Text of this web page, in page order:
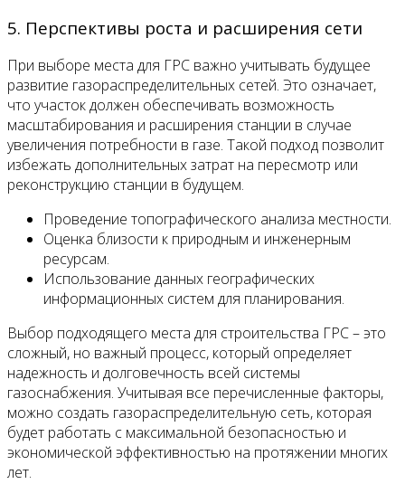
5. Перспективы роста и расширения сети
При выборе места для ГРС важно учитывать будущее
развитие газораспределительных сетей. Это означает,
что участок должен обеспечивать возможность
масштабирования и расширения станции в случае
увеличения потребности в газе. Такой подход позволит
избежать дополнительных затрат на пересмотр или
реконструкцию станции в будущем.
Проведение топографического анализа местности.
Оценка близости к природным и инженерным
ресурсам.
Использование данных географических
информационных систем для планирования.
Выбор подходящего места для строительства ГРС – это
сложный, но важный процесс, который определяет
надежность и долговечность всей системы
газоснабжения. Учитывая все перечисленные факторы,
можно создать газораспределительную сеть, которая
будет работать с максимальной безопасностью и
экономической эффективностью на протяжении многих
лет.